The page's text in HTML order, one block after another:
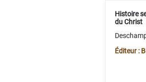
Histoire
du Christ
Éditeur :